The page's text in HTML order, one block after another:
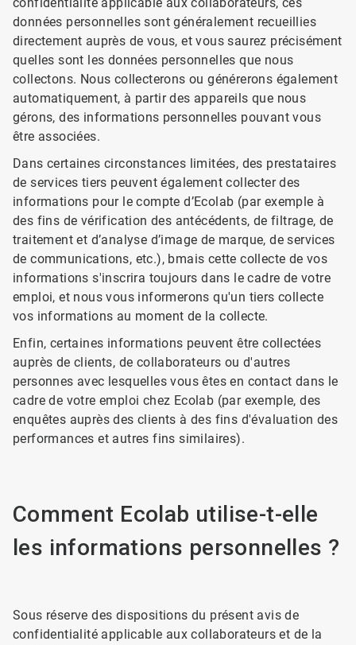
données personnelles sont généralement recueillies
directement auprès de vous, et vous saurez précisément
quelles sont les données personnelles que nous
collectons. Nous collecterons ou générerons également
automatiquement, à partir des appareils que nous
gérons, des informations personnelles pouvant vous
être associées.
Dans certaines circonstances limitées, des prestataires
de services tiers peuvent également collecter des
informations pour le compte d’Ecolab (par exemple à
des fins de vérification des antécédents, de filtrage, de
traitement et d’analyse d’image de marque, de services
de communications, etc.), bmais cette collecte de vos
informations s'inscrira toujours dans le cadre de votre
emploi, et nous vous informerons qu'un tiers collecte
vos informations au moment de la collecte.
Enfin, certaines informations peuvent être collectées
auprès de clients, de collaborateurs ou d'autres
personnes avec lesquelles vous êtes en contact dans le
cadre de votre emploi chez Ecolab (par exemple, des
enquêtes auprès des clients à des fins d'évaluation des
performances et autres fins similaires).
Comment Ecolab utilise-t-elle
les informations personnelles ?
Sous réserve des dispositions du présent avis de
confidentialité applicable aux collaborateurs et de la